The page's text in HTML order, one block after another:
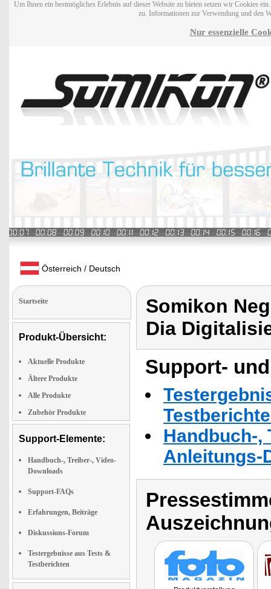
Um Ihnen ein bestmögliches Erlebnis auf dieser Website zu bieten setzen wir Cookies
zu. Informationen zur Verwendung und den
Nur essenzielle
Österreich / Deutsch
Startseite
Produkt-Übersicht:
Aktuelle Produkte
Ältere Produkte
Alle Produkte
Zubehör Produkte
Support-Elemente:
Handbuch-, Treiber-, Video-
Downloads
Support-FAQs
Erfahrungen, Beiträge
Diskussions-Forum
Testergebnisse aus Tests &
Testberichten
Somikon
Dia
Support-
Handbuch-,
Anleitungs-